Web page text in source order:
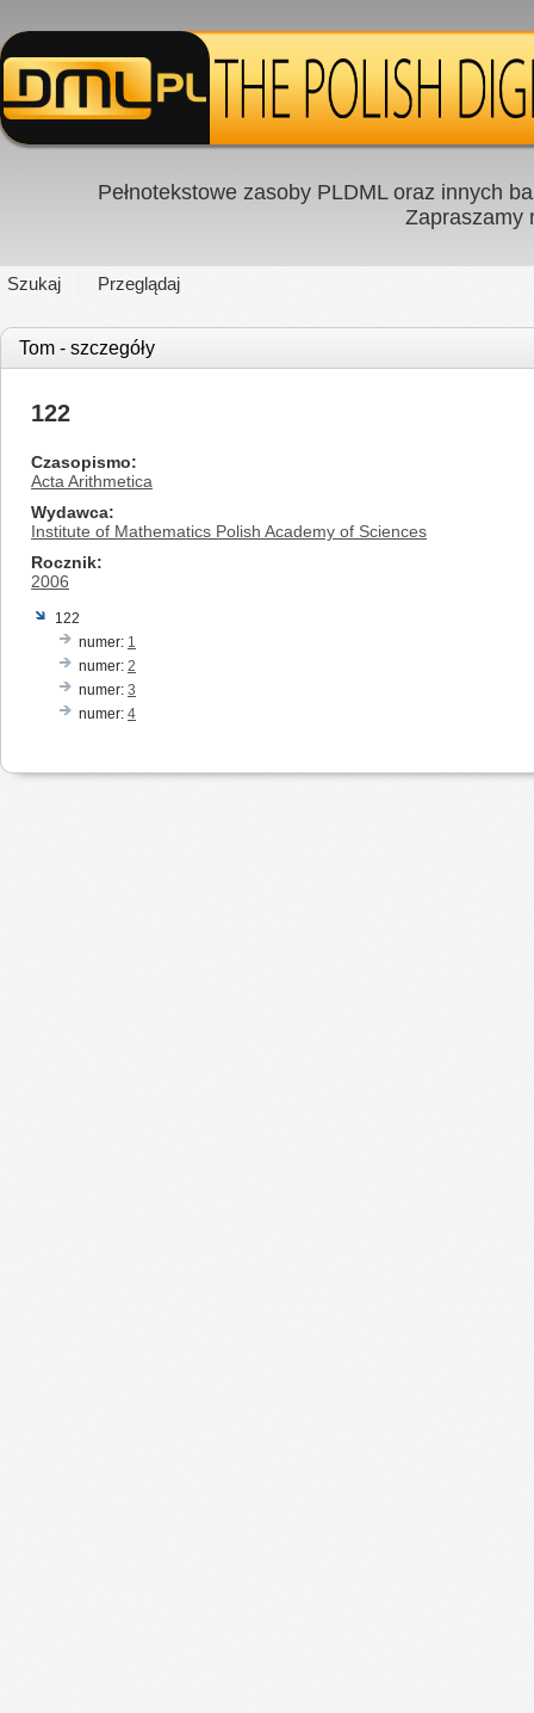
Pełnotekstowe zasoby PLDML oraz innych
Zapraszamy
Szukaj Przeglądaj
Tom - szczegóły
122
Czasopismo
Acta Arithmetica
Wydawca
Institute of Mathematics Polish Academy of Sciences
Rocznik
2006
122
numer: 1
numer: 2
numer: 3
numer: 4